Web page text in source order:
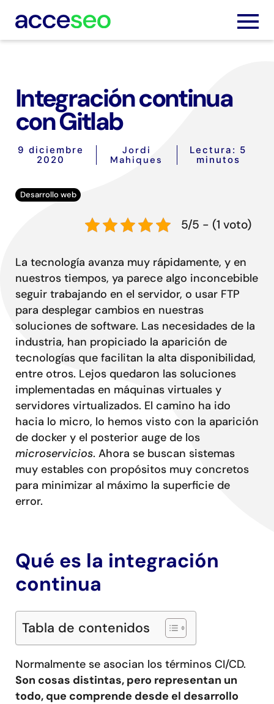
Integración continua
con Gitlab
9 diciembre
2020
Jordi
Mahiques
Lectura: 5
minutos
Desarrollo web
5/5 - (1 voto)
La tecnología avanza muy rápidamente, y en
nuestros tiempos, ya parece algo inconcebible
seguir trabajando en el servidor, o usar FTP
para desplegar cambios en nuestras
soluciones de software. Las necesidades de la
industria, han propiciado la aparición de
tecnologías que facilitan la alta disponibilidad,
entre otros. Lejos quedaron las soluciones
implementadas en máquinas virtuales y
servidores virtualizados. El camino ha ido
hacia lo micro, lo hemos visto con la aparición
de docker y el posterior auge de los
microservicios. Ahora se buscan sistemas
muy estables con propósitos muy concretos
para minimizar al máximo la superficie de
error.
Qué es la integración
continua
Tabla de contenidos
Normalmente se asocian los términos CI/CD.
Son cosas distintas, pero representan un
todo, que comprende desde el desarrollo